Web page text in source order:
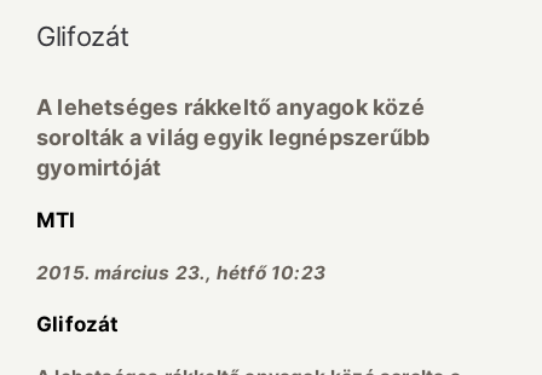
Glifozát
A lehetséges rákkeltő anyagok közé
sorolták a világ egyik legnépszerűbb
gyomirtóját
MTI
2015. március 23., hétfő 10:23
Glifozát